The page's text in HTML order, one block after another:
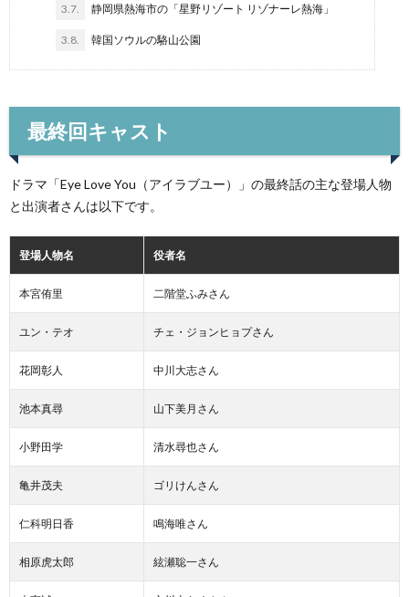
3.7. 静岡県熱海市の「星野リゾート リゾナーレ熱海」
3.8. 韓国ソウルの駱山公園
最終回キャスト
ドラマ「Eye Love You（アイラブユー）」の最終話の主な登場人物
と出演者さんは以下です。
登場人物名 役者名
本宮侑里 二階堂ふみさん
ユン・テオ チェ・ジョンヒョプさん
花岡彰人 中川大志さん
池本真尋 山下美月さん
小野田学 清水尋也さん
亀井茂夫 ゴリけんさん
仁科明日香 鳴海唯さん
相原虎太郎 絃瀬聡一さん